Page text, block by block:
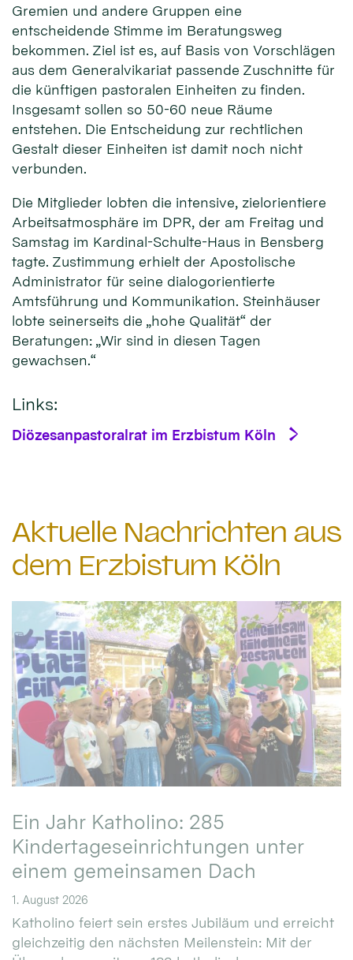
Gremien und andere Gruppen eine
entscheidende Stimme im Beratungsweg
bekommen. Ziel ist es, auf Basis von Vorschlägen
aus dem Generalvikariat passende Zuschnitte für
die künftigen pastoralen Einheiten zu finden.
Insgesamt sollen so 50-60 neue Räume
entstehen. Die Entscheidung zur rechtlichen
Gestalt dieser Einheiten ist damit noch nicht
verbunden.
Die Mitglieder lobten die intensive, zielorientiere
Arbeitsatmosphäre im DPR, der am Freitag und
Samstag im Kardinal-Schulte-Haus in Bensberg
tagte. Zustimmung erhielt der Apostolische
Administrator für seine dialogorientierte
Amtsführung und Kommunikation. Steinhäuser
lobte seinerseits die „hohe Qualität“ der
Beratungen: „Wir sind in diesen Tagen
gewachsen.“
Links:
Diözesanpastoralrat im Erzbistum Köln
Aktuelle Nachrichten aus
dem Erzbistum Köln
Ein Jahr Katholino: 285
Kindertageseinrichtungen unter
einem gemeinsamen Dach
1. August 2026
Katholino feiert sein erstes Jubiläum und erreicht
gleichzeitig den nächsten Meilenstein: Mit der